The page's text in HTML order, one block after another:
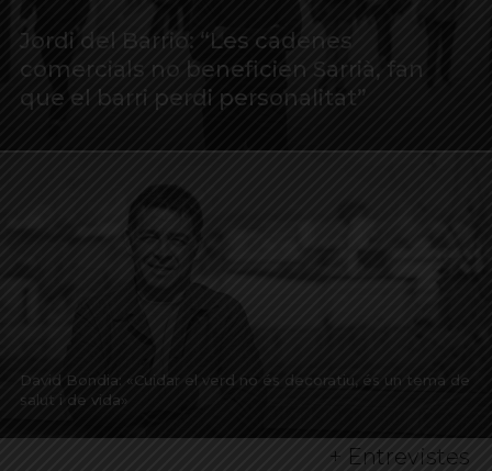
Jordi del Barrio: “Les cadenes
comercials no beneficien Sarrià, fan
que el barri perdi personalitat”
David Bondia: «Cuidar el verd no és decoratiu, és un tema de
salut i de vida»
+ Entrevistes